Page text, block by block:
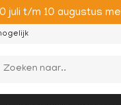
juli t/m 10 augustus